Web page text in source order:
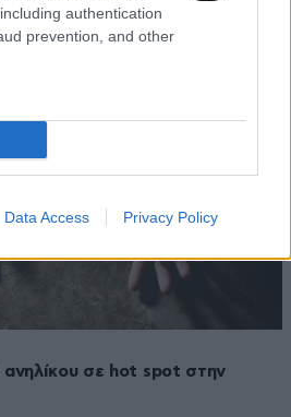
authentication
prevention, and other
Data Access Privacy Policy
ανηλίκου σε hot spot στην